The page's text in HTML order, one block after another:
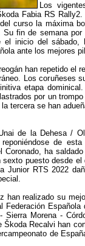
Los
Fabia RS
curso la máxima
Su fin de semana
el inicio del
ante los mejores
han repetido el
Los coruñeses
etapa
por un
tercera se han
de la Dehesa /
de
Coronado, ha
puesto desde
Junior RTS 2022
han realizado su
Federación
Sierra Morena -
Škoda Recalvi han
de